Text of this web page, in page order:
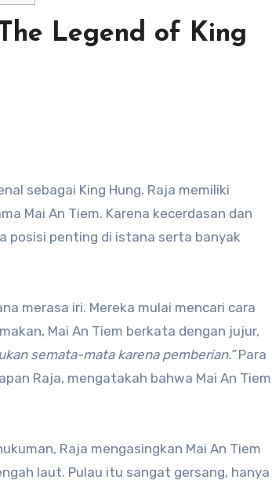
Legend of King
sebagai King Hung. Raja memiliki
Mai An Tiem. Karena kecerdasan dan
posisi penting di istana serta banyak
merasa iri. Mereka mulai mencari cara
Mai An Tiem berkata dengan jujur,
semata-mata karena pemberian.”Para
Raja, mengatakah bahwa Mai An Tiem
Raja mengasingkan Mai An Tiem
laut. Pulau itu sangat gersang, hanya